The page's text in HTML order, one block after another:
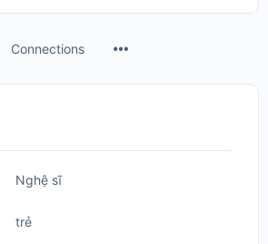
Connections
Nghệ sĩ
trẻ